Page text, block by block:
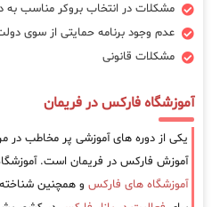
مشکلات در انتخاب بروکر مناسب به
عدم وجود برنامه حمایتی از سوی
مشکلات قانونی
آموزشگاه فارکس در فریمان
یکی از دوره های آموزشی پر مخاطب در
آموزش فارکس در فریمان است.
آموزشگاه های فارکس و همچنین